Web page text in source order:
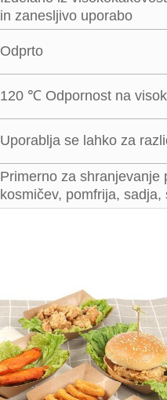
in zanesljivo uporabo
Odprto
120 ℃ Odpornost na
Uporablja se lahko za
Primerno za shranjevanje
kosmičev, pomfrija,